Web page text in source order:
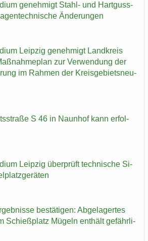
ge­neh­migt Stahl-​ und Hart­guss­
Än­de­run­gen
Leip­zig ge­neh­migt Land­kreis
zur Ver­wen­dung der
im Rah­men der Kreis­ge­biets­neu­
S 46 in Naun­hof kann er­fol­
Leip­zig über­prüft tech­ni­sche Si­
be­stä­ti­gen: Ab­ge­la­ger­tes
Schieß­platz Mü­geln ent­hält ge­fähr­li­